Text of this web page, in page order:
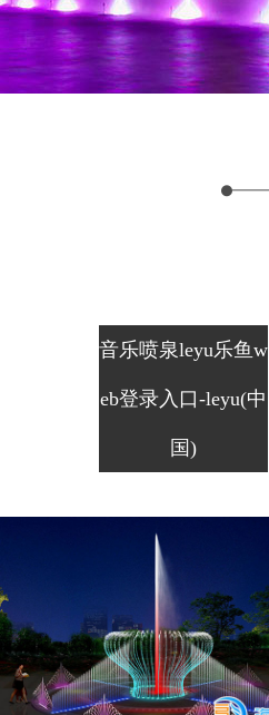
音乐喷泉leyu乐鱼w
eb登录入口-leyu(中
国)